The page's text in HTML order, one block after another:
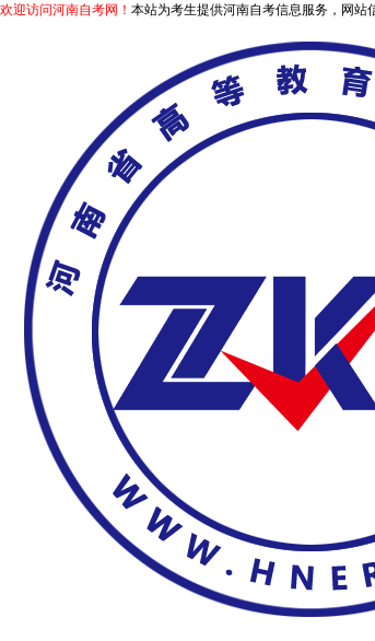
欢迎访问河南自考网！ 本站为考生提供河南自考信息服务，网站